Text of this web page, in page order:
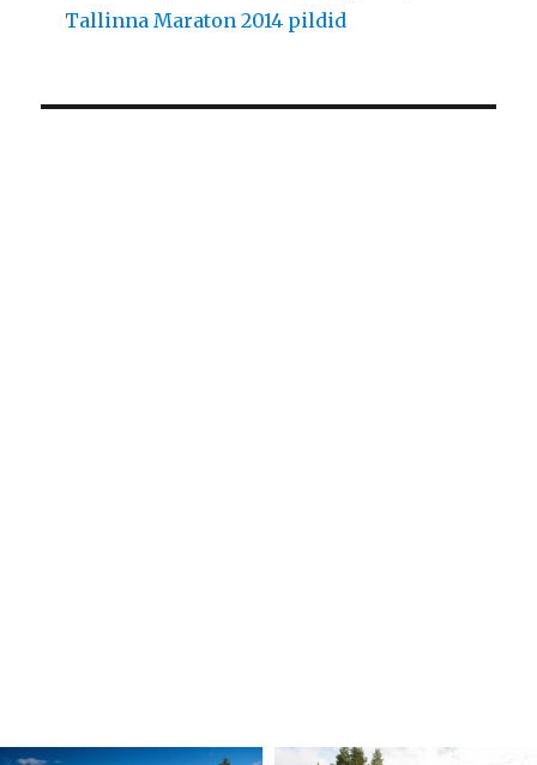
Tallinna Maraton 2014 pildid